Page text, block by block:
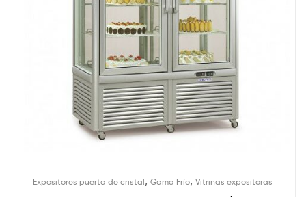
Expositores puerta de cristal, Gama Frío, Vitrinas expositoras